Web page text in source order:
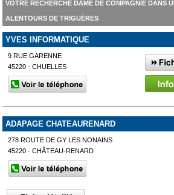
VOTRE RECHERCHE DAME DE COMPAGNIE DANS
ALENTOURS DE TRIGUÈRES
YVES INFORMATIQUE
9 RUE GARENNE
45220 - CHUELLES
ADAPAGE CHATEAURENARD
278 ROUTE DE GY LES NONAINS
45220 - CHÂTEAU-RENARD